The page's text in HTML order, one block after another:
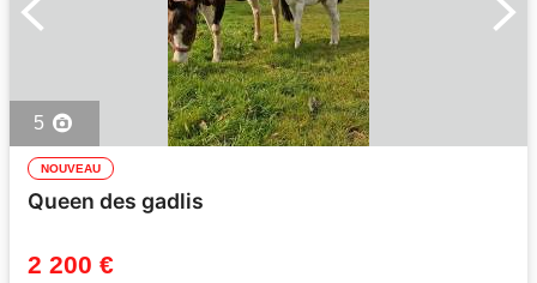
5
NOUVEAU
Queen des gadlis
2 200 €